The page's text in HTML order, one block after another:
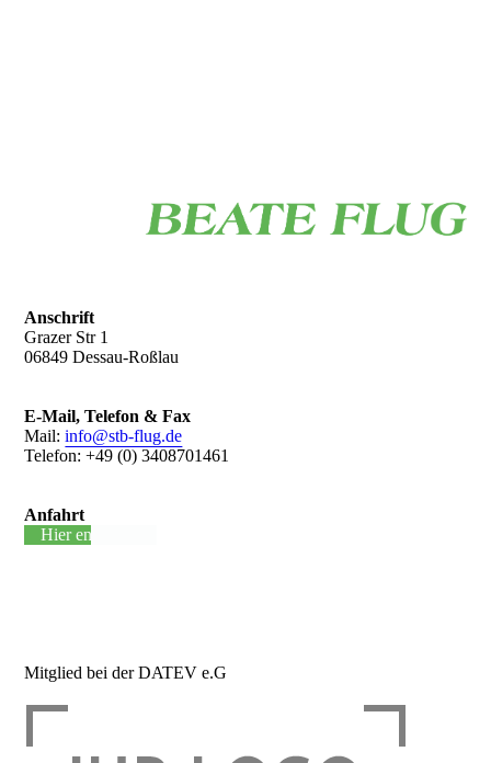
Anschrift
Grazer Str 1
06849 Dessau-Roßlau
E-Mail, Telefon & Fax
Mail:info@stb-flug.de
Telefon: +49 (0) 3408701461
Anfahrt
Hier entlang +
Mitglied bei der DATEV e.G